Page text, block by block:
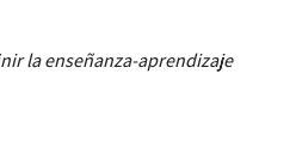
la enseñanza-aprendizaje